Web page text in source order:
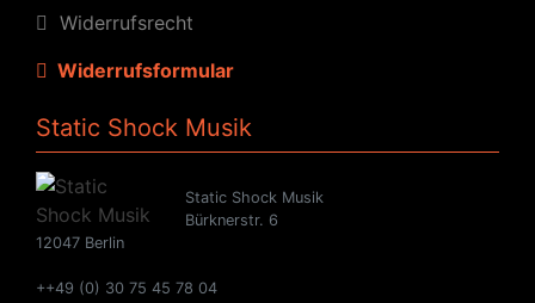
Widerrufsrecht
Widerrufsformular
Static Shock Musik
Static Shock Musik
Bürknerstr. 6
12047 Berlin
++49 (0) 30 75 45 78 04